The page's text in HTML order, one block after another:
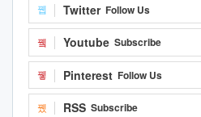
Twitter Follow Us
Youtube Subscribe
Pinterest Follow Us
RSS Subscribe